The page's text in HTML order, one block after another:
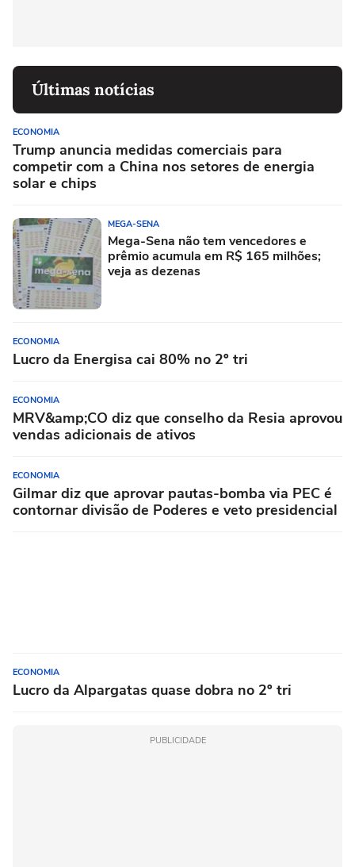
Últimas notícias
ECONOMIA
Trump anuncia medidas comerciais para
competir com a China nos setores de energia
solar e chips
MEGA-SENA
Mega-Sena não tem vencedores e
prêmio acumula em R$ 165 milhões;
veja as dezenas
ECONOMIA
Lucro da Energisa cai 80% no 2º tri
ECONOMIA
MRV&amp;CO diz que conselho da Resia aprovou
vendas adicionais de ativos
ECONOMIA
Gilmar diz que aprovar pautas-bomba via PEC é
contornar divisão de Poderes e veto presidencial
ECONOMIA
Lucro da Alpargatas quase dobra no 2º tri
PUBLICIDADE